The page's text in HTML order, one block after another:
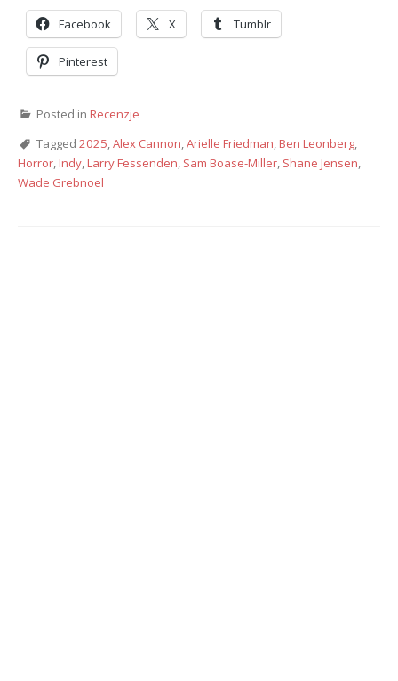
Facebook X Tumblr
Pinterest
Posted in Recenzje
Tagged 2025,Alex Cannon,Arielle Friedman,Ben Leonberg,
Horror,Indy,Larry Fessenden, Sam Boase-Miller, Shane Jensen,
Wade Grebnoel